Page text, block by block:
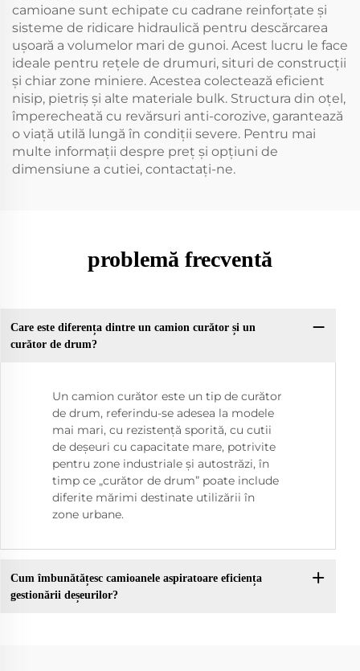
camioane sunt echipate cu cadrane reinforțate și
sisteme de ridicare hidraulică pentru descărcarea
ușoară a volumelor mari de gunoi. Acest lucru le face
ideale pentru rețele de drumuri, situri de construcții
și chiar zone miniere. Acestea colectează eficient
nisip, pietriș și alte materiale bulk. Structura din oțel,
împerecheată cu revărsuri anti-corozive, garantează
o viață utilă lungă în condiții severe. Pentru mai
multe informații despre preț și opțiuni de
dimensiune a cutiei, contactați-ne.
problemă frecventă
Care este diferența dintre un camion curător și un
curător de drum?
Un camion curător este un tip de curător
de drum, referindu-se adesea la modele
mai mari, cu rezistență sporită, cu cutii
de deșeuri cu capacitate mare, potrivite
pentru zone industriale și autostrăzi, în
timp ce „curător de drum” poate include
diferite mărimi destinate utilizării în
zone urbane.
Cum îmbunătățesc camioanele aspiratoare eficiența
gestionării deșeurilor?